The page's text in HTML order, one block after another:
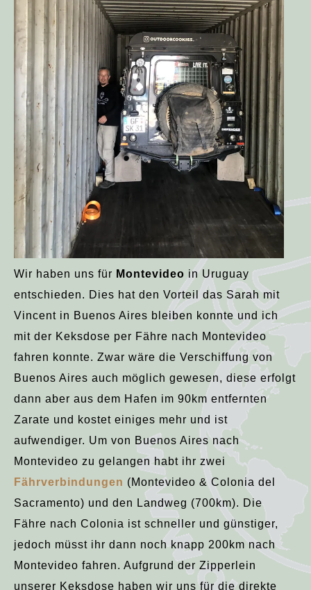
Wir haben uns für Montevideo in Uruguay
entschieden. Dies hat den Vorteil das Sarah mit
Vincent in Buenos Aires bleiben konnte und ich
mit der Keksdose per Fähre nach Montevideo
fahren konnte. Zwar wäre die Verschiffung von
Buenos Aires auch möglich gewesen, diese erfolgt
dann aber aus dem Hafen im 90km entfernten
Zarate und kostet einiges mehr und ist
aufwendiger. Um von Buenos Aires nach
Montevideo zu gelangen habt ihr zwei
Fährverbindungen (Montevideo & Colonia del
Sacramento) und den Landweg (700km). Die
Fähre nach Colonia ist schneller und günstiger,
jedoch müsst ihr dann noch knapp 200km nach
Montevideo fahren. Aufgrund der Zipperlein
unserer Keksdose haben wir uns für die direkte